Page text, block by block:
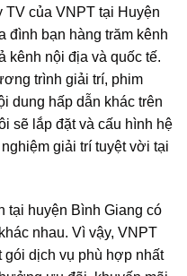
TV của VNPT tại Huyện
đình bạn hàng trăm kênh
kênh nội địa và quốc tế.
trình giải trí, phim
dung hấp dẫn khác trên
sẽ lắp đặt và cấu hình hệ
giải trí tuyệt vời tại
tại huyện Bình Giang có
nhau. Vì vậy, VNPT
gói dịch vụ phù hợp nhất